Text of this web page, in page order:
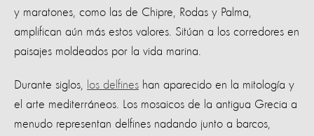
y maratones, como las de Chipre, Rodas y Palma,
amplifican aún más estos valores. Sitúan a los corredores en
paisajes moldeados por la vida marina.
Durante siglos, los delfines han aparecido en la mitología y
el arte mediterráneos. Los mosaicos de la antigua Grecia a
menudo representan delfines nadando junto a barcos,